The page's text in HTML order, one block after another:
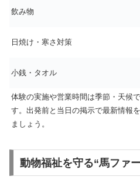
飲み物
日焼け・寒さ対策
小銭・タオル
体験の実施や営業時間は季節・天候
す。出発前と当日の掲示で最新情報
ましょう。
動物福祉を守る“馬ファ